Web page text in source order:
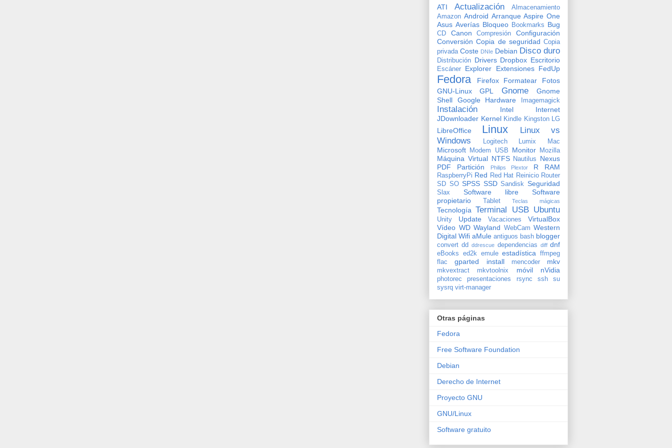
ATI Actualización
Almacenamiento
Amazon Android Arranque Aspire One
Asus Averías Bloqueo Bookmarks Bug
CD Canon Compresión
Configuración
Conversión Copia de seguridad Copia
privada Coste DNIe Debian Disco duro
Distribución Drivers Dropbox Escritorio
Escáner Explorer Extensiones FedUp
Fedora Firefox Formatear
Fotos
GNU-Linux
GPL Gnome
Gnome
Shell
Google Hardware Imagemagick
Instalación Intel
Internet
JDownloader Kernel Kindle Kingston LG
LibreOffice Linux
Linux vs
Windows
Logitech Lumix Mac
Microsoft Modem USB Monitor Mozilla
Máquina Virtual NTFS Nautilus
Nexus
PDF
Partición Philips Plextor R RAM
RaspberryPi Red Red Hat Reinicio Router
SD SO SPSS SSD Sandisk Seguridad
Slax Software libre
Software
propietario
Tablet Teclas mágicas
Tecnología Terminal USB Ubuntu
Unity Update Vacaciones
VirtualBox
Vídeo WD Wayland WebCam Western
Digital Wifi aMule antiguos bash blogger
convert dd ddrescue dependencias diff dnf
eBooks ed2k emule estadística
ffmpeg
flac
gparted install mencoder mkv
mkvextract mkvtoolnix móvil nVidia
photorec presentaciones rsync ssh
su
sysrq virt-manager
Otras páginas
Fedora
Free Software Foundation
Debian
Derecho de Internet
Proyecto GNU
GNU/Linux
Software gratuito